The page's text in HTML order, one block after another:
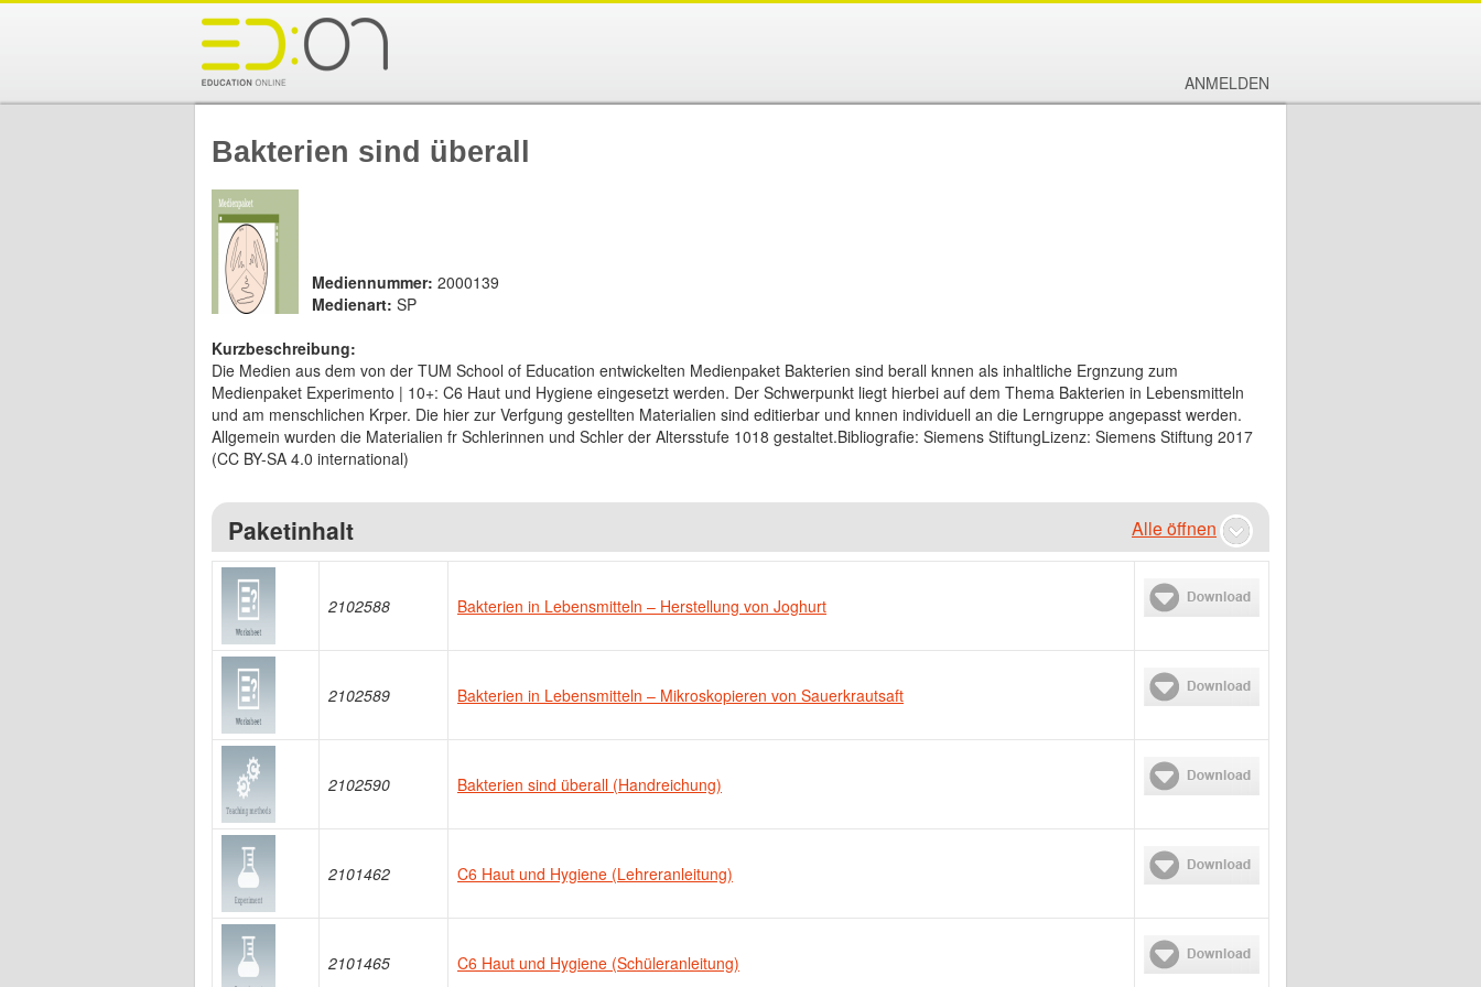
ANMELDEN
Bakterien sind überall
Mediennummer: 2000139
Medienart: SP
Kurzbeschreibung:
Die Medien aus dem von der TUM School of Education entwickelten Medienpaket Bakterien sind berall knnen als inhaltliche Ergnzung zum
Medienpaket Experimento | 10+: C6 Haut und Hygiene eingesetzt werden. Der Schwerpunkt liegt hierbei auf dem Thema Bakterien in Lebensmitteln
und am menschlichen Krper. Die hier zur Verfgung gestellten Materialien sind editierbar und knnen individuell an die Lerngruppe angepasst werden.
Allgemein wurden die Materialien fr Schlerinnen und Schler der Altersstufe 1018 gestaltet.Bibliografie: Siemens StiftungLizenz: Siemens Stiftung 2017
(CC BY-SA 4.0 international)
Paketinhalt Alle öffnen
2102588 Bakterien in Lebensmitteln – Herstellung von Joghurt
2102589 Bakterien in Lebensmitteln – Mikroskopieren von Sauerkrautsaft
2102590 Bakterien sind überall (Handreichung)
2101462 C6 Haut und Hygiene (Lehreranleitung)
2101465 C6 Haut und Hygiene (Schüleranleitung)